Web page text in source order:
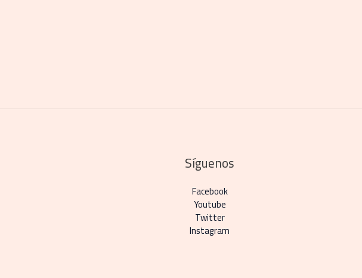
Síguenos
Facebook
Youtube
Twitter
Instagram